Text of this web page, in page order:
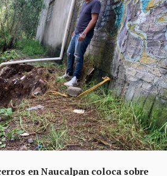
en Naucalpan coloca sobre